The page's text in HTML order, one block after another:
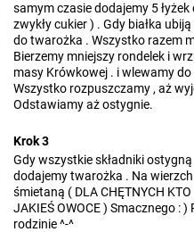
samym czasie dodajemy 5
zwykły cukier ) . Gdy białka
do twarożka . Wszystko razem
Bierzemy mniejszy rondelek i
masy Krówkowej . i wlewamy
Wszystko rozpuszczamy , aż
Odstawiamy aż ostygnie.
Krok 3
Gdy wszystkie składniki
dodajemy twarożka . Na
śmietaną ( DLA CHĘTNYCH
JAKIEŚ OWOCE ) Smacznego :
rodzinie ^-^